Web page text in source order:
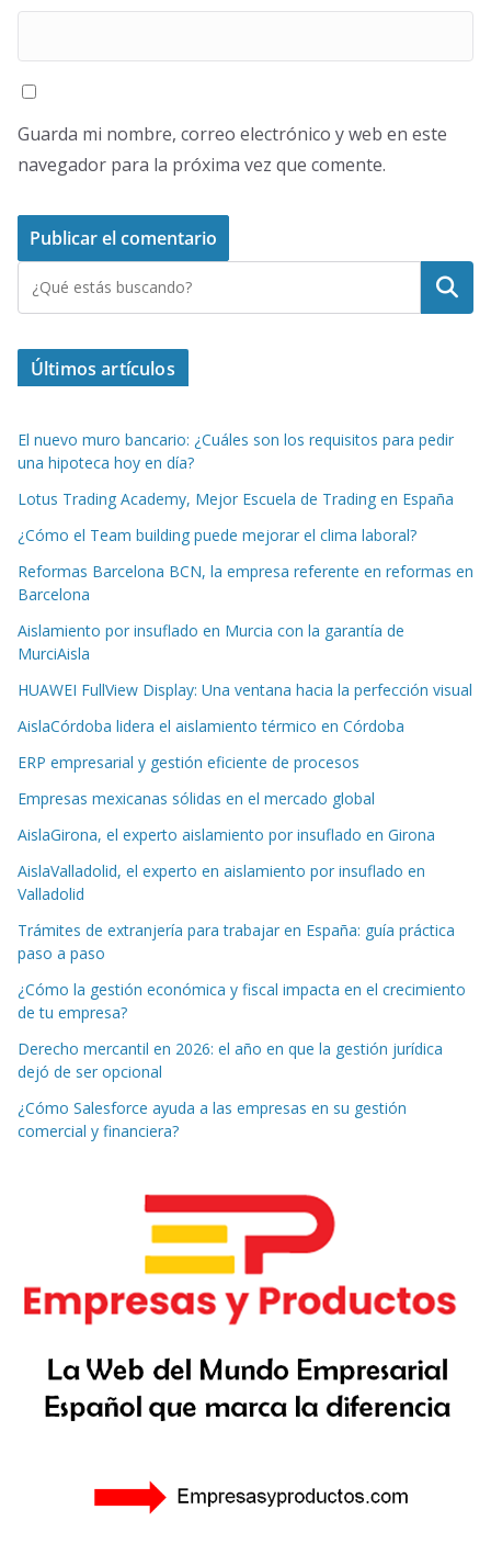
Guarda mi nombre, correo electrónico y web en este
navegador para la próxima vez que comente.
Buscar
Últimos artículos
El nuevo muro bancario: ¿Cuáles son los requisitos para pedir
una hipoteca hoy en día?
Lotus Trading Academy, Mejor Escuela de Trading en España
¿Cómo el Team building puede mejorar el clima laboral?
Reformas Barcelona BCN, la empresa referente en reformas en
Barcelona
Aislamiento por insuflado en Murcia con la garantía de
MurciAisla
HUAWEI FullView Display: Una ventana hacia la perfección visual
AislaCórdoba lidera el aislamiento térmico en Córdoba
ERP empresarial y gestión eficiente de procesos
Empresas mexicanas sólidas en el mercado global
AislaGirona, el experto aislamiento por insuflado en Girona
AislaValladolid, el experto en aislamiento por insuflado en
Valladolid
Trámites de extranjería para trabajar en España: guía práctica
paso a paso
¿Cómo la gestión económica y fiscal impacta en el crecimiento
de tu empresa?
Derecho mercantil en 2026: el año en que la gestión jurídica
dejó de ser opcional
¿Cómo Salesforce ayuda a las empresas en su gestión
comercial y financiera?